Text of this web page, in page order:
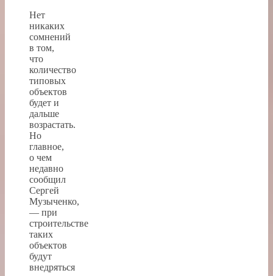
Нет
никаких
сомнений
в том,
что
количество
типовых
объектов
будет и
дальше
возрастать.
Но
главное,
о чем
недавно
сообщил
Сергей
Музыченко,
— при
строительстве
таких
объектов
будут
внедряться